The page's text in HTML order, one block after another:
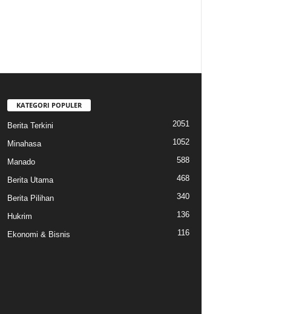
KATEGORI POPULER
Berita Terkini 2051
Minahasa 1052
Manado 588
Berita Utama 468
Berita Pilihan 340
Hukrim 136
Ekonomi & Bisnis 116